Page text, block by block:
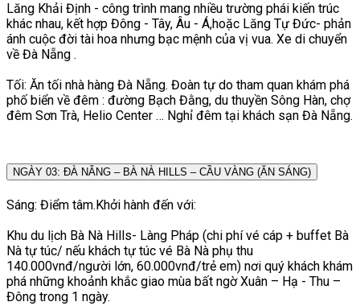
Lăng Khải Định - công trình mang nhiều trường phái kiến trúc
khác nhau, kết hợp Đông - Tây, Âu - Á,hoặc Lăng Tự Đức- phản
ánh cuộc đời tài hoa nhưng bạc mệnh của vị vua. Xe di chuyển
về Đà Nẵng .
Tối: Ăn tối nhà hàng Đà Nẵng. Đoàn tự do tham quan khám phá
phố biển về đêm : đường Bạch Đằng, du thuyền Sông Hàn, chợ
đêm Sơn Trà, Helio Center … Nghỉ đêm tại khách sạn Đà Nẵng.
NGÀY 03: ĐÀ NẴNG – BÀ NÀ HILLS – CẦU VÀNG (ĂN SÁNG)
Sáng: Điểm tâm.Khởi hành đến với:
Khu du lịch Bà Nà Hills- Làng Pháp (chi phí vé cáp + buffet Bà
Nà tự túc/ nếu khách tự túc vé Bà Nà phụ thu
140.000vnđ/người lớn, 60.000vnđ/trẻ em) nơi quý khách khám
phá những khoảnh khắc giao mùa bất ngờ Xuân – Hạ - Thu –
Đông trong 1 ngày.